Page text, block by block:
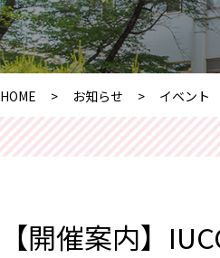
HOME お知らせ イベント
【開催案内】